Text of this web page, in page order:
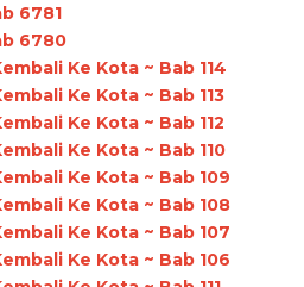
6781
6780
Ke Kota ~ Bab 114
Ke Kota ~ Bab 113
Ke Kota ~ Bab 112
Ke Kota ~ Bab 110
Ke Kota ~ Bab 109
Ke Kota ~ Bab 108
Ke Kota ~ Bab 107
Ke Kota ~ Bab 106